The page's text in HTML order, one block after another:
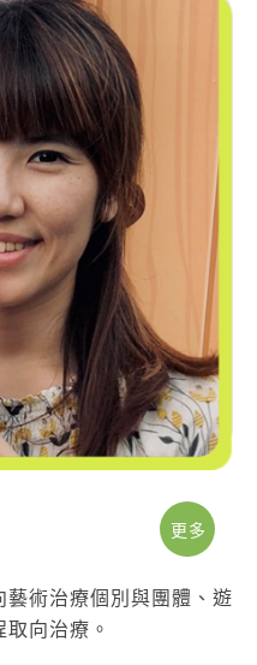
更多
藝術治療個別與團體、遊
向治療。